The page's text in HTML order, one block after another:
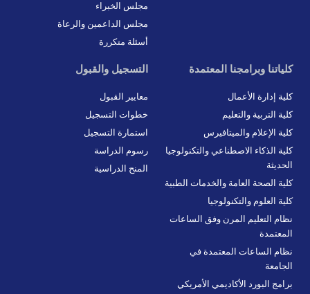
مجلس الخبراء
مجلس الداعمين والرعاة
أسئلة متكررة
كلياتنا وبرامجنا المعتمدة
كلية إدارة الأعمال
كلية التربية والتعليم
كلية الإعلام والميتافيرس
كلية الذكاء الاصطناعي والتكنولوجيا
الحديثة
كلية الصحة العامة والخدمات الطبية
كلية العلوم والتكنولوجيا
نظام التعليم المرن وفق الساعات
المعتمدة
نظام الساعات المعتمدة في
الجامعة
برامج البورد الأكاديمي الأمريكي
التسجيل والقبول
معايير القبول
خطوات التسجيل
استمارة التسجيل
رسوم الدراسة
المنح الدراسية